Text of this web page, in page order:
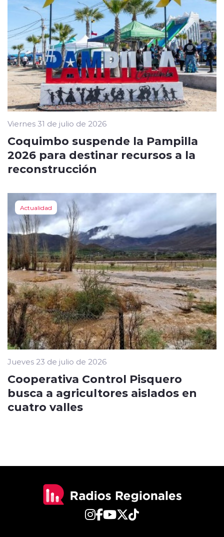
Viernes 31 de julio de 2026
Coquimbo suspende la Pampilla
2026 para destinar recursos a la
reconstrucción
Actualidad
Jueves 23 de julio de 2026
Cooperativa Control Pisquero
busca a agricultores aislados en
cuatro valles